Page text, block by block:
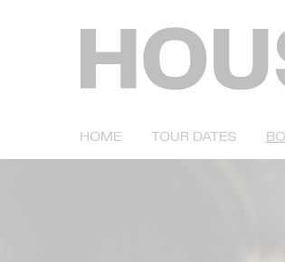
HOME TOUR DATES